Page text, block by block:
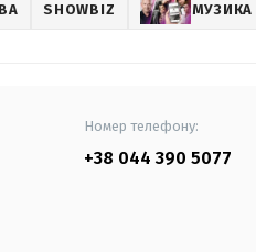
SHOWBIZ МУЗИКА
Номер телефону:
+38 044 390 5077